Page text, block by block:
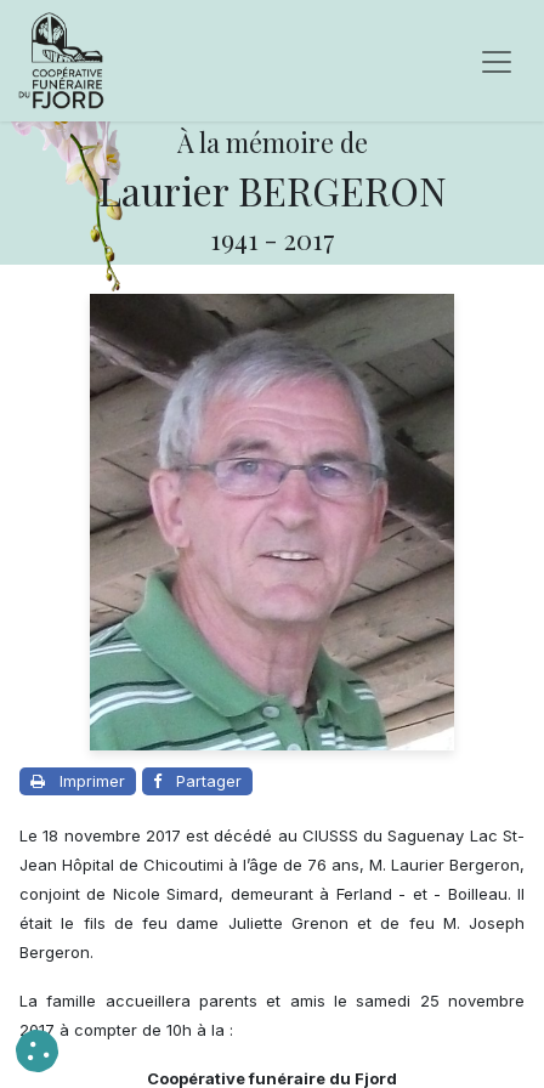
À la mémoire de
Laurier BERGERON
1941 - 2017
Imprimer Partager
Le 18 novembre 2017 est décédé au CIUSSS du Saguenay Lac St-
Jean Hôpital de Chicoutimi à l’âge de 76 ans, M. Laurier Bergeron,
conjoint de Nicole Simard, demeurant à Ferland - et - Boilleau. Il
était le fils de feu dame Juliette Grenon et de feu M. Joseph
Bergeron.
La famille accueillera parents et amis le samedi 25 novembre
2017 à compter de 10h à la :
Coopérative funéraire du Fjord